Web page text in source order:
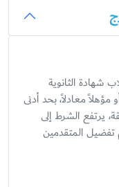
شهادة الثانوية
معادلاً، بحد أدنى
يرتفع الشرط إلى
تفضيل المتقدمين